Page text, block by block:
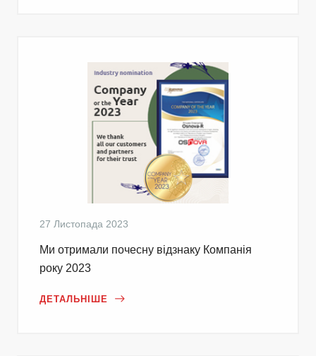
27 Листопада 2023
Ми отримали почесну відзнаку Компанія
року 2023
ДЕТАЛЬНІШЕ